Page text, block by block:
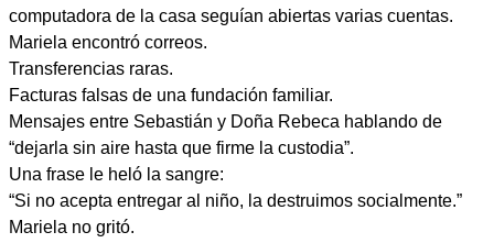
computadora de la casa seguían abiertas varias cuentas.
Mariela encontró correos.
Transferencias raras.
Facturas falsas de una fundación familiar.
Mensajes entre Sebastián y Doña Rebeca hablando de
“dejarla sin aire hasta que firme la custodia”.
Una frase le heló la sangre:
“Si no acepta entregar al niño, la destruimos socialmente.”
Mariela no gritó.